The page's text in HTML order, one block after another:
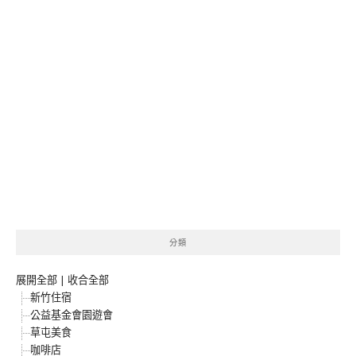
分類
展開全部 | 收合全部
新竹住宿
公益基金會園遊會
草屯美食
咖啡店